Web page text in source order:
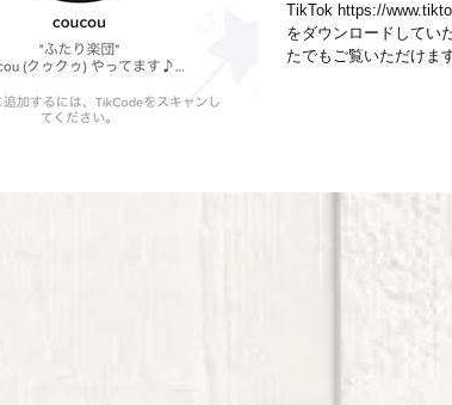
TikTok https://
をダウンロードしてい
たでもご覧いただけま